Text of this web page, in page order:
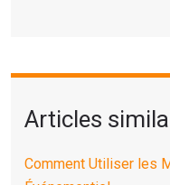
Articles
Comment Utiliser les